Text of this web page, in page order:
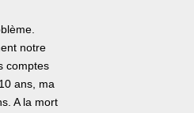
notre
comptes
ans, ma
A la mort